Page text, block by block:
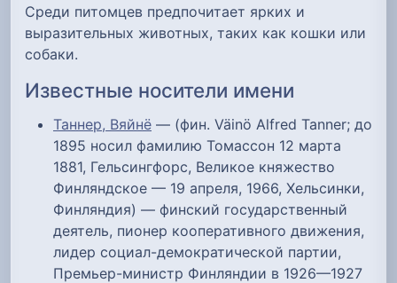
Среди питомцев предпочитает ярких и
выразительных животных, таких как кошки или
собаки.
Известные носители имени
Таннер, Вяйнё — (фин. Väinö Alfred Tanner; до
1895 носил фамилию Томассон 12 марта
1881, Гельсингфорс, Великое княжество
Финляндское — 19 апреля, 1966, Хельсинки,
Финляндия) — финский государственный
деятель, пионер кооперативного движения,
лидер социал-демократической партии,
Премьер-министр Финляндии в 1926—1927